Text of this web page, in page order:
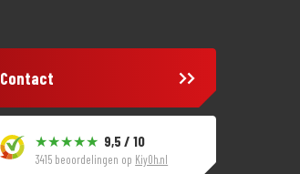
Contact
9,5 / 10
3415 beoordelingen op KiyOh.nl